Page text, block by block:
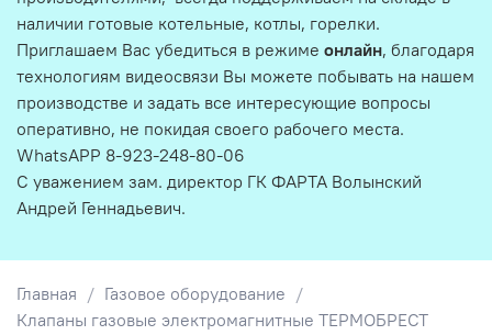
Главная
Газовое оборудование
Клапаны газовые электромагнитные ТЕРМОБРЕСТ
наличии готовые котельные, котлы, горелки.
Приглашаем Вас убедиться в режиме онлайн, благодаря
технологиям видеосвязи Вы можете побывать на нашем
производстве и задать все интересующие вопросы
оперативно, не покидая своего рабочего места.
WhatsAPP 8-923-248-80-06
С уважением зам. директор ГК ФАРТА Волынский
Андрей Геннадьевич.